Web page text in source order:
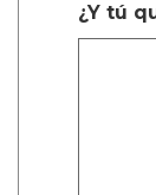
¿Y tú